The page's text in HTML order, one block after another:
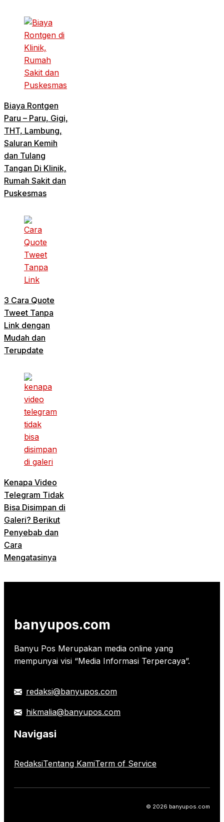
Biaya Rontgen
Paru – Paru, Gigi,
THT, Lambung,
Saluran Kemih
dan Tulang
Tangan Di Klinik,
Rumah Sakit dan
Puskesmas
3 Cara Quote
Tweet Tanpa
Link dengan
Mudah dan
Terupdate
Kenapa Video
Telegram Tidak
Bisa Disimpan di
Galeri? Berikut
Penyebab dan
Cara
Mengatasinya
banyupos.com
Banyu Pos Merupakan media online yang
mempunyai visi “Media Informasi Terpercaya”.
redaksi@banyupos.com
hikmalia@banyupos.com
Navigasi
RedaksiTentang KamiTerm of Service
© 2026 banyupos.com